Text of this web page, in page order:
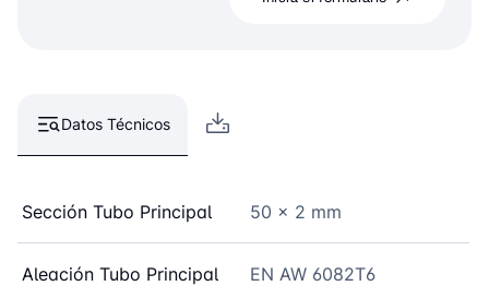
Datos Técnicos
Sección Tubo Principal 50 x 2 mm
Aleación Tubo Principal EN AW 6082T6